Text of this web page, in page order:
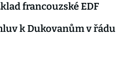
francouzské EDF
k Dukovanům v řádu